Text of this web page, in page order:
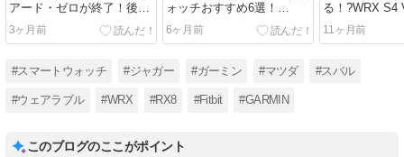
アード・ゼロが終了！後継
「STIアドバンスドオイ
ル」との違いを徹底解説
3ヶ月前
ォッチおすすめ6選！
Pixel/Garmin両使いのガジ
ェットオタクが目的別に厳
選
6ヶ月前
る！?WRX S4
私が明細を大
11ヶ月前
#スマートウォッチ #ジャガー #ガーミン #マツダ #スバル
#ウェアラブル #WRX #RX8 #Fitbit #GARMIN
このブログのここがポイント